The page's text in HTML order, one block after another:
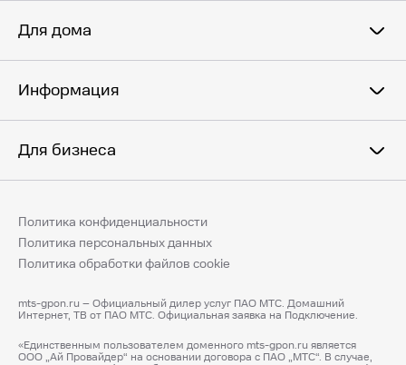
Для дома
Информация
Для бизнеса
Политика конфиденциальности
Политика персональных данных
Политика обработки файлов cookie
mts-gpon.ru – Официальный дилер услуг ПАО МТС. Домашний
Интернет, ТВ от ПАО МТС. Официальная заявка на Подключение.
«Единственным пользователем доменного mts-gpon.ru является
ООО „Ай Провайдер“ на основании договора с ПАО „МТС“. В случае,